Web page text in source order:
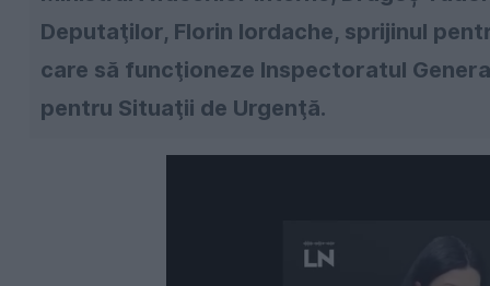
Deputaţilor, Florin Iordache, sprijinul
care să funcţioneze Inspectoratul
pentru Situaţii de Urgenţă.